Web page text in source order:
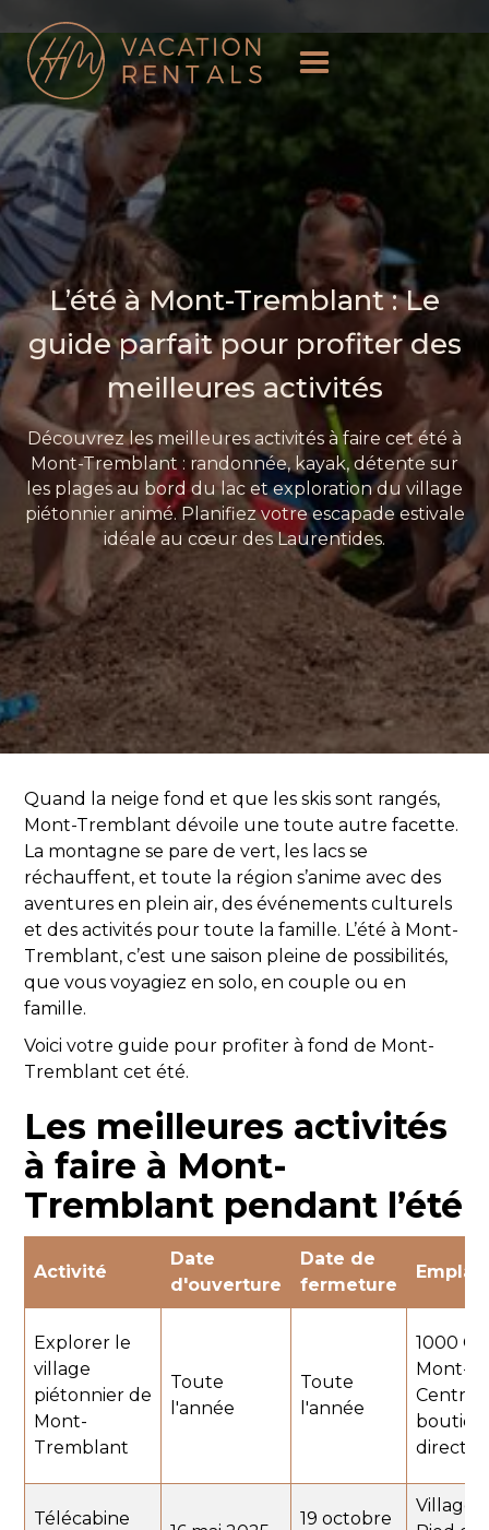
L’été à Mont-Tremblant : Le
guide parfait pour profiter des
meilleures activités
Découvrez les meilleures activités à faire cet été à
Mont-Tremblant : randonnée, kayak, détente sur
les plages au bord du lac et exploration du village
piétonnier animé. Planifiez votre escapade estivale
idéale au cœur des Laurentides.
Quand la neige fond et que les skis sont rangés,
Mont-Tremblant dévoile une toute autre facette.
La montagne se pare de vert, les lacs se
réchauffent, et toute la région s’anime avec des
aventures en plein air, des événements culturels
et des activités pour toute la famille. L’été à Mont-
Tremblant, c’est une saison pleine de possibilités,
que vous voyagiez en solo, en couple ou en
famille.
Voici votre guide pour profiter à fond de Mont-
Tremblant cet été.
Les meilleures activités
à faire à Mont-
Tremblant pendant l’été
Activité
Date
d'ouverture
Date de
fermeture
Explorer le
village
piétonnier de
Mont-
Tremblant
Toute
l'année
Toute
l'année
1000
Mont-
Centre
direct
Télécabine
19 octobre
Village